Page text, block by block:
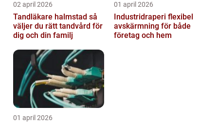
02 april 2026
Tandläkare halmstad så
väljer du rätt tandvård för
dig och din familj
01 april 2026
Industridraperi flexibel
avskärmning för både
företag och hem
01 april 2026